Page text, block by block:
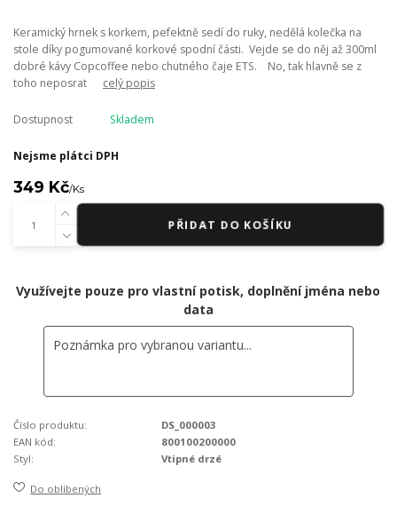
Keramický hrnek s korkem, pefektně sedí do ruky, nedělá kolečka na
stole díky pogumované korkové spodní části. Vejde se do něj až 300ml
dobré kávy Copcoffee nebo chutného čaje ETS. No, tak hlavně se z
toho neposrat celý popis
Dostupnost Skladem
Nejsme plátci DPH
349 Kč/Ks
PŘIDAT DO KOŠÍKU
Využívejte pouze pro vlastní potisk, doplnění jména nebo
data
Číslo produktu:
DS_000003
EAN kód:
800100200000
Styl:
Vtipné drzé
Do oblíbených